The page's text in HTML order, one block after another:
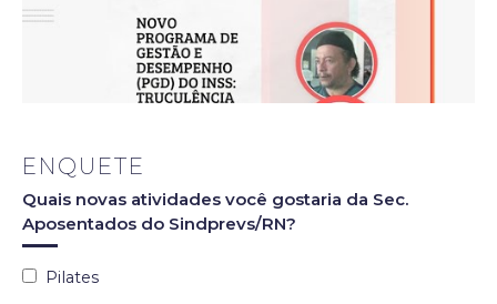
ENQUETE
Quais novas atividades você gostaria da Sec.
Aposentados do Sindprevs/RN?
Pilates